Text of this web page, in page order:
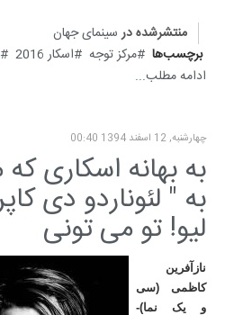
منتشرشده در سینمای جهان
برچسب‌ها
مرکز توجه اسکار 2016
ادامه مطلب...
چهارشنبه, 12 اسفند 1394 00:40
به بهانه اسکاری که
به " لئوناردو دی
لیو! تو می تونی
نازآفرین
کاظمی (سی
و یک نما)-